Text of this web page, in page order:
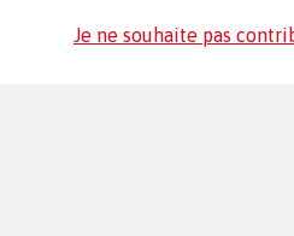
Je ne souhaite pas